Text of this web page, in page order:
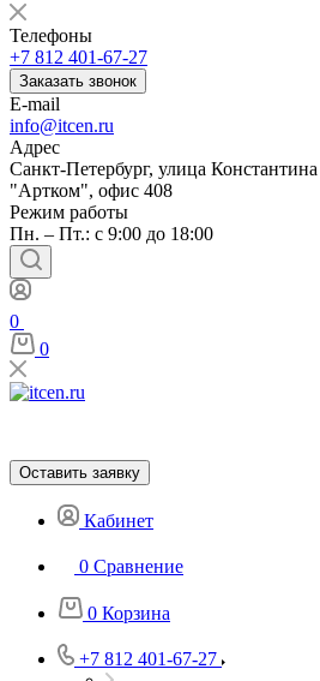
Телефоны
+7 812 401-67-27
Заказать звонок
E-mail
info@itcen.ru
Адрес
Санкт-Петербург, улица
"Артком", офис 408
Режим работы
Пн. – Пт.: с 9:00 до 18:00
0
0
Оставить заявку
Кабинет
0 Сравнение
0 Корзина
+7 812 401-67-27